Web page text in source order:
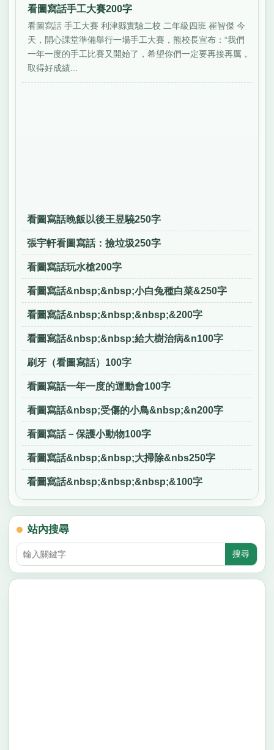
看圖寫話手工大賽200字
看圖寫話 手工大賽 利津縣實驗二校 二年級四班 崔智傑 今
天，開心課堂準備舉行一場手工大賽，熊校長宣布：“我們
一年一度的手工比賽又開始了，希望你們一定要再接再厲，
取得好成績...
看圖寫話晚飯以後王昱驍250字
張宇軒看圖寫話：撿垃圾250字
看圖寫話玩水槍200字
看圖寫話&nbsp;&nbsp;小白兔種白菜&250字
看圖寫話&nbsp;&nbsp;&nbsp;&200字
看圖寫話&nbsp;&nbsp;給大樹治病&n100字
刷牙（看圖寫話）100字
看圖寫話一年一度的運動會100字
看圖寫話&nbsp;受傷的小鳥&nbsp;&n200字
看圖寫話－保護小動物100字
看圖寫話&nbsp;&nbsp;大掃除&nbs250字
看圖寫話&nbsp;&nbsp;&nbsp;&100字
站內搜尋